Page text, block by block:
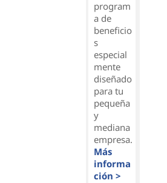
program
a de
beneficio
s
especial
mente
diseñado
para tu
pequeña
y
mediana
empresa.
Más
informa
ción >